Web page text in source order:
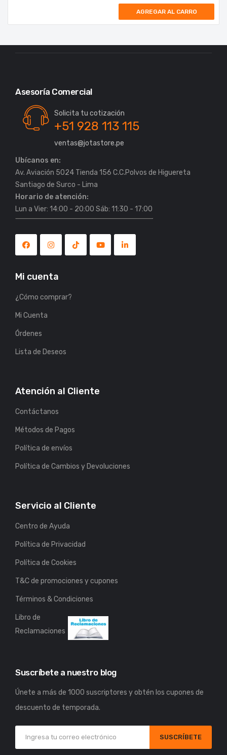
AGREGAR AL CARRO
Asesoría Comercial
Solicita tu cotización
+51 928 113 115
ventas@jotastore.pe
Ubícanos en:
Av. Aviación 5024 Tienda 156 C.C.Polvos de Higuereta
Horario de atención:
Lun a Vier: 14:00 - 20:00 Sáb: 11:30 - 17:00
Mi cuenta
¿Cómo comprar?
Mi Cuenta
Órdenes
Lista de Deseos
Atención al Cliente
Contáctanos
Métodos de Pagos
Política de envíos
Política de Cambios y Devoluciones
Servicio al Cliente
Centro de Ayuda
Política de Privacidad
Política de Cookies
T&C de promociones y cupones
Términos & Condiciones
Libro de
Reclamaciones
Suscríbete a nuestro blog
Únete a más de 1000 suscriptores y obtén los cupones de
descuento de temporada.
SUSCRÍBETE